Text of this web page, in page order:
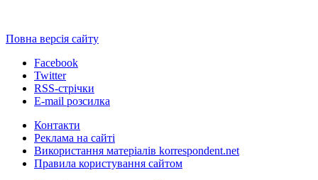
Повна версія сайту
Facebook
Twitter
RSS-стрічки
E-mail розсилка
Контакти
Реклама на сайті
Використання матеріалів korrespondent.net
Правила користування сайтом